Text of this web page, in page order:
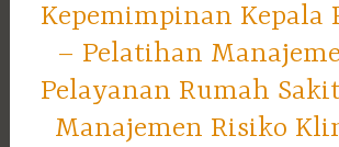
Kepemimpinan Kepala
– Pelatihan
Pelayanan Rumah
Manajemen Risiko